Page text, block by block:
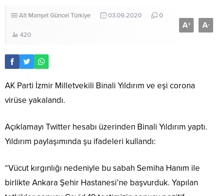
Alt ManşetGüncel Türkiye 03.09.2020 0
420
A+ A-
AK Parti İzmir Milletvekili Binali Yıldırım ve eşi corona
virüse yakalandı.
Açıklamayı Twitter hesabı üzerinden Binali Yıldırım yaptı.
Yıldırım paylaşımında şu ifadeleri kullandı:
“Vücut kırgınlığı nedeniyle bu sabah Semiha Hanım ile
birlikte Ankara Şehir Hastanesi’ne başvurduk. Yapılan